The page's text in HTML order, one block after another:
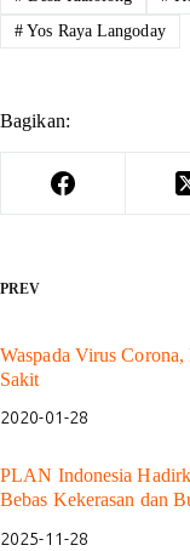
# Yos Raya Langoday
Bagikan:
PREV
Waspada Virus
Sakit
2020-01-28
PLAN Indonesia
Bebas Kekerasan dan
2025-11-28